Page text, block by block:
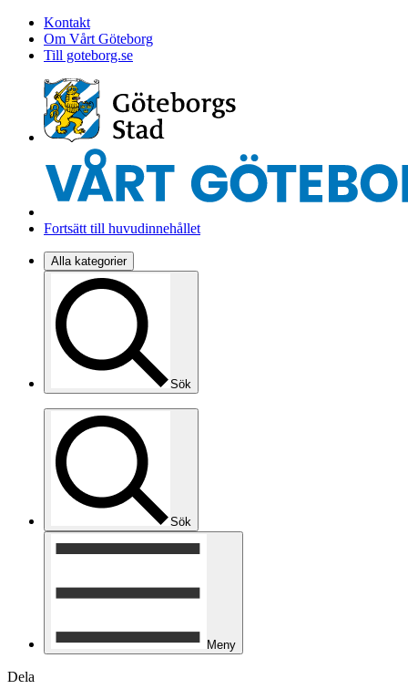
Kontakt
Om Vårt Göteborg
Till goteborg.se
Fortsätt till huvudinnehållet
Alla kategorier
Sök
Sök
Meny
Dela